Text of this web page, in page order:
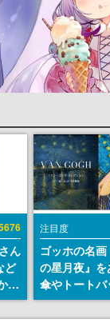
ん
ど
ら
注目度
ゴッホの名
の星月夜』
傘やトート
登場。8月7
日間限定で